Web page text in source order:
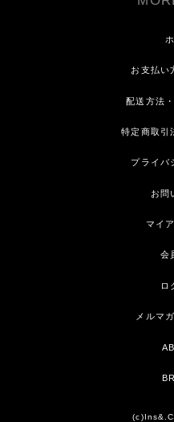
お支払い
配送方法
特定商取引
プライバ
お問
マイ
会
ロ
メルマ